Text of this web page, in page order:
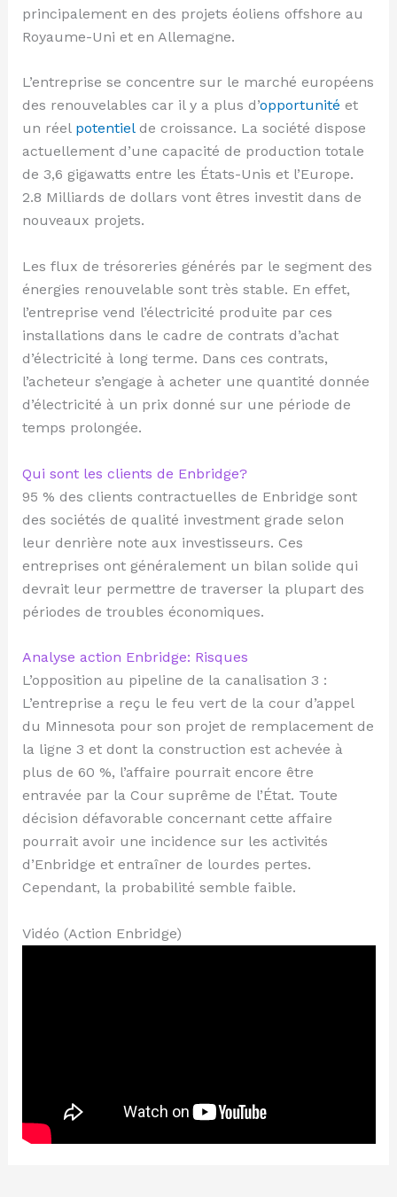
principalement en des projets éoliens offshore au
Royaume-Uni et en Allemagne.
L’entreprise se concentre sur le marché européens
des renouvelables car il y a plus d’opportunité et
un réel potentielde croissance. La société dispose
actuellement d’une capacité de production totale
de 3,6 gigawatts entre les États-Unis et l’Europe.
2.8 Milliards de dollars vont êtres investit dans de
nouveaux projets.
Les flux de trésoreries générés par le segment des
énergies renouvelable sont très stable. En effet,
l’entreprise vend l’électricité produite par ces
installations dans le cadre de contrats d’achat
d’électricité à long terme. Dans ces contrats,
l’acheteur s’engage à acheter une quantité donnée
d’électricité à un prix donné sur une période de
temps prolongée.
Qui sont les clients de Enbridge?
95 % des clients contractuelles de Enbridge sont
des sociétés de qualité investment grade selon
leur denrière note aux investisseurs. Ces
entreprises ont généralement un bilan solide qui
devrait leur permettre de traverser la plupart des
périodes de troubles économiques.
Analyse action Enbridge: Risques
L’opposition au pipeline de la canalisation 3 :
L’entreprise a reçu le feu vert de la cour d’appel
du Minnesota pour son projet de remplacement de
la ligne 3 et dont la construction est achevée à
plus de 60 %, l’affaire pourrait encore être
entravée par la Cour suprême de l’État. Toute
décision défavorable concernant cette affaire
pourrait avoir une incidence sur les activités
d’Enbridge et entraîner de lourdes pertes.
Cependant, la probabilité semble faible.
Vidéo (Action Enbridge)